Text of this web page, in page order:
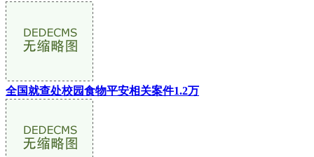
全国就查处校园食物平安相关案件1.2万